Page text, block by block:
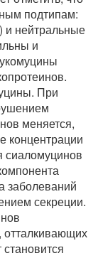
подтипам:
и нейтральные
и
При
меняется,
концентрации
сиаломуцинов
заболеваний
секреции.
отталкивающих